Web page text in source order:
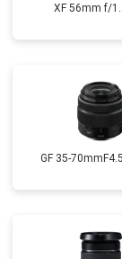
XF 56mm f/
GF 35-